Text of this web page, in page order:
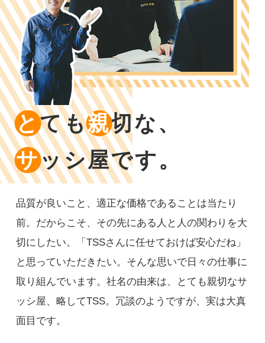
とても親切な、
サッシ屋です。
品質が良いこと、適正な価格であることは当たり
前。だからこそ、その先にある人と人の関わりを大
切にしたい。「TSSさんに任せておけば安心だね」
と思っていただきたい。そんな思いで日々の仕事に
取り組んでいます。社名の由来は、とても親切なサ
ッシ屋、略してTSS。冗談のようですが、実は大真
面目です。